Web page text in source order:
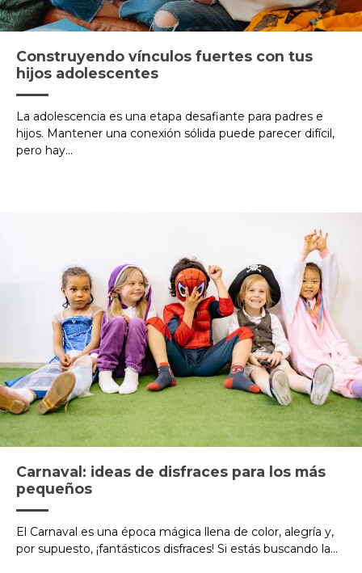
Carnaval: ideas de disfraces para los más
pequeños
El Carnaval es una época mágica llena de color, alegría y,
por supuesto, ¡fantásticos disfraces! Si estás buscando la...
Construyendo vínculos fuertes con tus
hijos adolescentes
La adolescencia es una etapa desafiante para padres e
hijos. Mantener una conexión sólida puede parecer difícil,
pero hay...